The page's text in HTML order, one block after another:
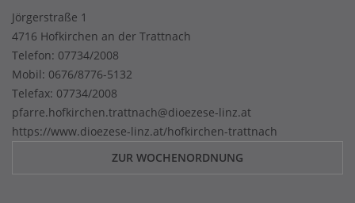
Jörgerstraße 1
4716 Hofkirchen an der Trattnach
Telefon: 07734/2008
Mobil: 0676/8776-5132
Telefax: 07734/2008
pfarre.hofkirchen.trattnach@dioezese-linz.at
https://www.dioezese-linz.at/hofkirchen-trattnach
ZUR WOCHENORDNUNG